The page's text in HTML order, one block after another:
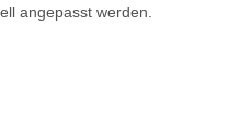
angepasst werden.